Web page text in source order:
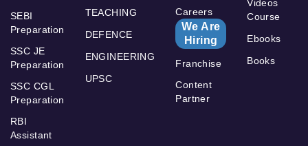
SEBI
Preparation
SSC JE
Preparation
SSC CGL
Preparation
RBI
Assistant
TEACHING
DEFENCE
ENGINEERING
UPSC
Careers
We Are
Hiring
Franchise
Content
Partner
Videos
Course
Ebooks
Books